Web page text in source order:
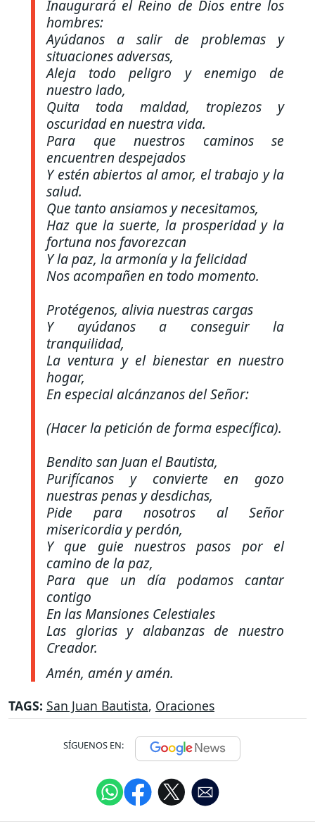
Inaugurará el Reino de Dios entre los
hombres:
Ayúdanos a salir de problemas y
situaciones adversas,
Aleja todo peligro y enemigo de
nuestro lado,
Quita toda maldad, tropiezos y
oscuridad en nuestra vida.
Para que nuestros caminos se
encuentren despejados
Y estén abiertos al amor, el trabajo y la
salud.
Que tanto ansiamos y necesitamos,
Haz que la suerte, la prosperidad y la
fortuna nos favorezcan
Y la paz, la armonía y la felicidad
Nos acompañen en todo momento.
Protégenos, alivia nuestras cargas
Y ayúdanos a conseguir la
tranquilidad,
La ventura y el bienestar en nuestro
hogar,
En especial alcánzanos del Señor:
(Hacer la petición de forma específica).
Bendito san Juan el Bautista,
Purifícanos y convierte en gozo
nuestras penas y desdichas,
Pide para nosotros al Señor
misericordia y perdón,
Y que guie nuestros pasos por el
camino de la paz,
Para que un día podamos cantar
contigo
En las Mansiones Celestiales
Las glorias y alabanzas de nuestro
Creador.
Amén, amén y amén.
TAGS: San Juan Bautista, Oraciones
SÍGUENOS EN: